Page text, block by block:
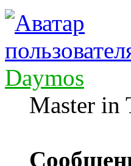
Daymos
Master in